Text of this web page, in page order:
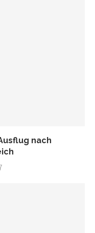
nach